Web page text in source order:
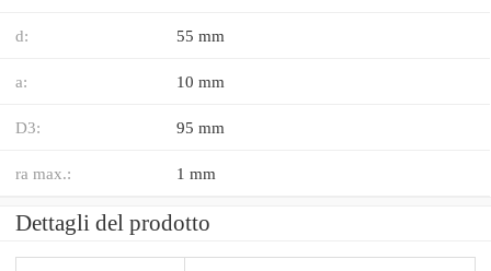
d: 55 mm
a: 10 mm
D3: 95 mm
ra max.: 1 mm
Dettagli del prodotto